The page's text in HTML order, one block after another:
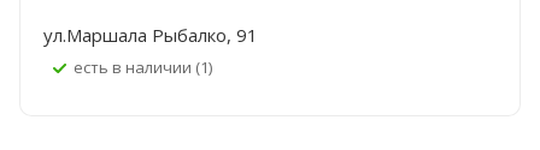
ул.Маршала Рыбалко, 91
Есть в наличии (1)